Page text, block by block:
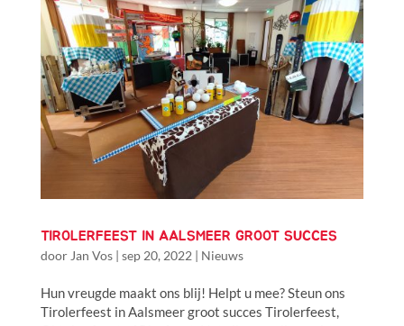
TIROLERFEEST IN AALSMEER GROOT SUCCES
door Jan Vos| sep 20, 2022 | Nieuws
Hun vreugde maakt ons blij! Helpt u mee? Steun ons
Tirolerfeest in Aalsmeer groot succes Tirolerfeest,